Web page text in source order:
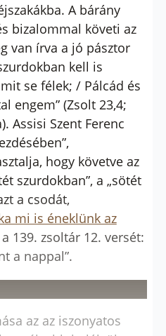
A bárány
bizalommal követi az
van írva a jó pásztor
kell is
se félek; / Pálcád és
engem” (Zsolt 23,4;
Assisi Szent Ferenc
hogy követve az
szurdokban”, a „sötét
a csodát,
mi is éneklünk az
139. zsoltár 12. versét:
a nappal”.
az az iszonyatos